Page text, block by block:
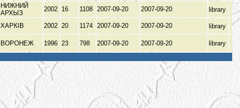
НИЖНИЙ
АРХЫЗ
2002 16 1108 2007-09-20 2007-09-20 library
ХАРКІВ 2002 20 1174 2007-09-20 2007-09-20 library
ВОРОНЕЖ 1996 23 798 2007-09-20 2007-09-20
library